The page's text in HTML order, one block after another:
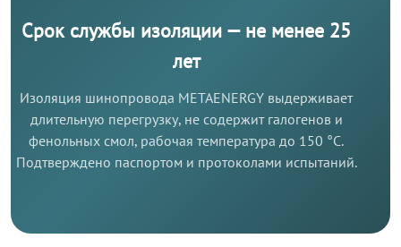
Срок службы изоляции — не менее 25
лет
Изоляция шинопровода METAENERGY выдерживает
длительную перегрузку, не содержит галогенов и
фенольных смол, рабочая температура до 150 °C.
Подтверждено паспортом и протоколами испытаний.